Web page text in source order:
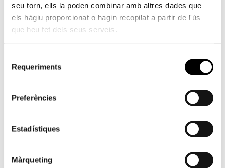
seu torn, ells la poden combinar amb altres dades que
els hàgiu proporcionat o hagin recopilat a partir de l'ús
que heu fet dels seus serveis.
Requeriments
Preferències
Estadístiques
Màrqueting
1. Públic general
Durada: 50 minuts.
Assistència mínima de 6 persones per sessió per
Preu: 5€ + Entrada exposició.
visitascomentadas@fundacionbancaja.es